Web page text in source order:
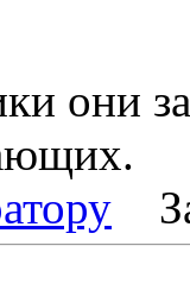
они